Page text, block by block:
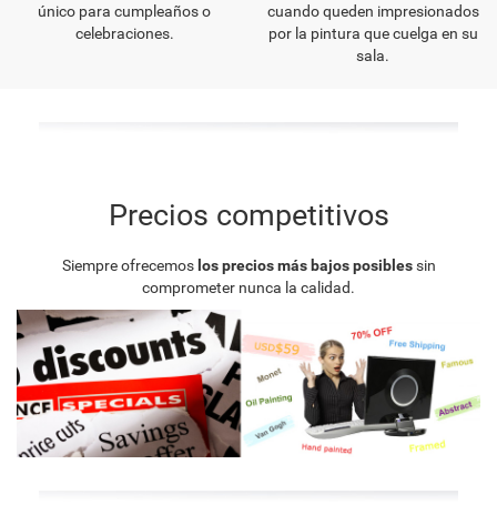
único para cumpleaños o
celebraciones.
cuando queden impresionados
por la pintura que cuelga en su
sala.
Precios competitivos
Siempre ofrecemos los precios más bajos posiblessin
comprometer nunca la calidad.